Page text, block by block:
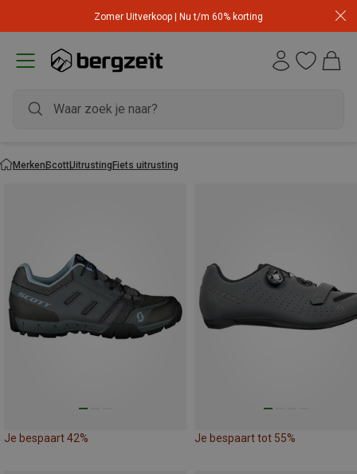
Zomer Uitverkoop | Nu t/m 60% korting
MerkenScottUitrustingFiets uitrusting
Je bespaart 42% Je bespaart tot 55%